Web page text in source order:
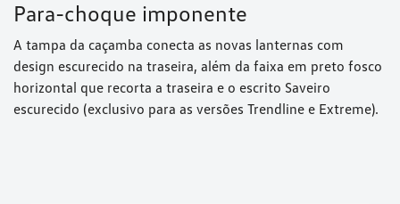
Para-choque imponente
A tampa da caçamba conecta as novas lanternas com
design escurecido na traseira, além da faixa em preto fosco
horizontal que recorta a traseira e o escrito Saveiro
escurecido (exclusivo para as versões Trendline e Extreme).